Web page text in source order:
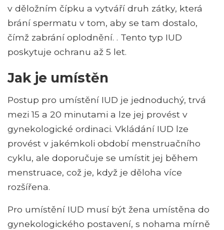
v děložním čípku a vytváří druh zátky, která
brání spermatu v tom, aby se tam dostalo,
čímž zabrání oplodnění. . Tento typ IUD
poskytuje ochranu až 5 let.
Jak je umístěn
Postup pro umístění IUD je jednoduchý, trvá
mezi 15 a 20 minutami a lze jej provést v
gynekologické ordinaci. Vkládání IUD lze
provést v jakémkoli období menstruačního
cyklu, ale doporučuje se umístit jej během
menstruace, což je, když je děloha více
rozšířena.
Pro umístění IUD musí být žena umístěna do
gynekologického postavení, s nohama mírně